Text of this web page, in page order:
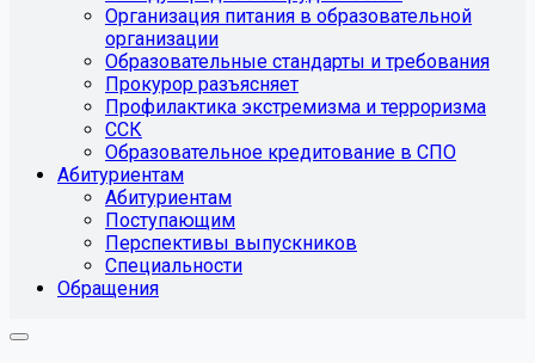
Организация питания в образовательной
организации
Образовательные стандарты и требования
Прокурор разъясняет
Профилактика экстремизма и терроризма
ССК
Образовательное кредитование в СПО
Абитуриентам
Абитуриентам
Поступающим
Перспективы выпускников
Специальности
Обращения